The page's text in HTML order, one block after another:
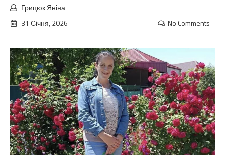
Грицюк Яніна
31 Січня, 2026
No Comments